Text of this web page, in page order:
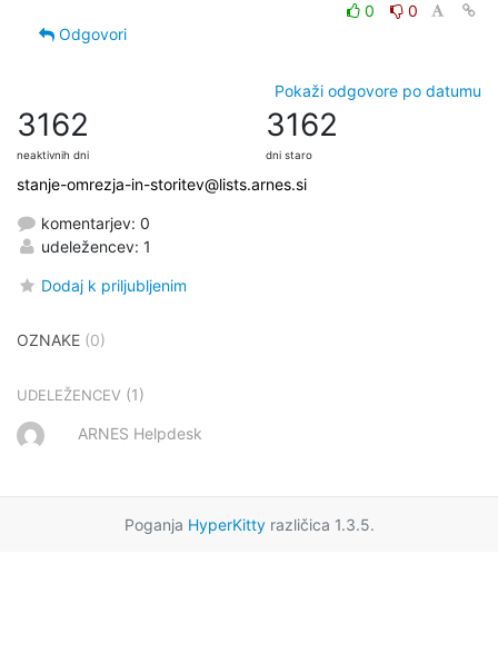
0
0
Odgovori
Pokaži odgovore po datumu
3162
neaktivnih dni
3162
dni staro
stanje-omrezja-in-storitev@lists.arnes.si
komentarjev: 0
udeležencev: 1
Dodaj k priljubljenim
OZNAKE (0)
UDELEŽENCEV (1)
ARNES Helpdesk
Poganja HyperKittyrazličica 1.3.5.